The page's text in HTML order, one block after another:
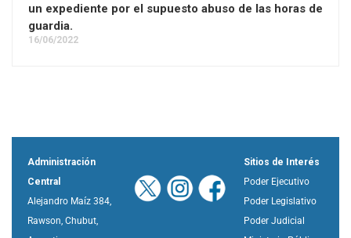
un expediente por el supuesto abuso de las horas de
guardia.
16/06/2022
Administración
Central
Alejandro Maíz 384,
Rawson, Chubut,
Sitios de Interés
Poder Ejecutivo
Poder Legislativo
Poder Judicial